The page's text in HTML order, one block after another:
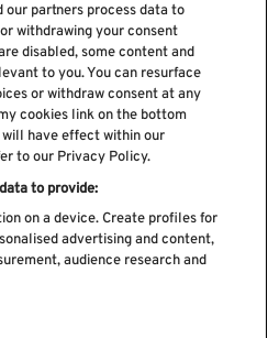
nuestro boletín
el Política de privacidad
our partners process data to
withdrawing your consent
disabled, some content and
to you. You can resurface
or withdraw consent at any
cookies link on the bottom
will have effect within our
to our Privacy Policy.
to provide:
on a device. Create profiles for
advertising and content,
audience research and